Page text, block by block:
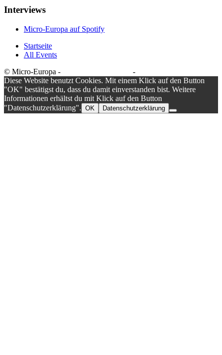
Interviews
Micro-Europa auf Spotify
Startseite
All Events
© Micro-Europa -
-
Diese Website benutzt Cookies. Mit einem Klick auf den Button
"OK" bestätigst du, dass du damit einverstanden bist. Weitere
Informationen erhältst du mit Klick auf den Button
"Datenschutzerklärung". OK Datenschutzerklärung